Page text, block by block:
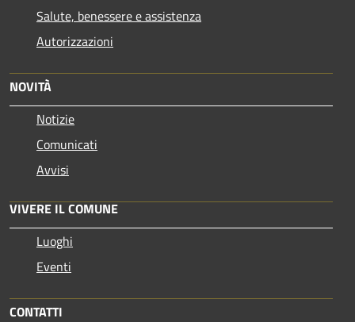
Salute, benessere e assistenza
Autorizzazioni
NOVITÀ
Notizie
Comunicati
Avvisi
VIVERE IL COMUNE
Luoghi
Eventi
CONTATTI